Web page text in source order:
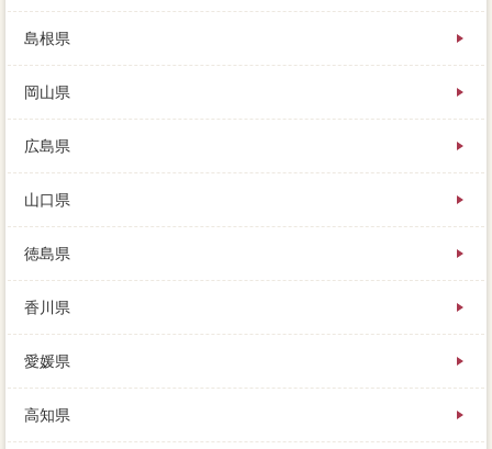
島根県
岡山県
広島県
山口県
徳島県
香川県
愛媛県
高知県